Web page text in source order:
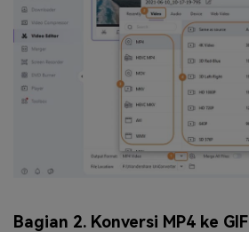
Bagian 2. Konversi MP4 ke GIF